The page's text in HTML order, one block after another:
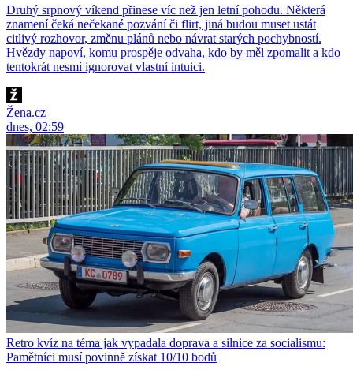
Druhý srpnový víkend přinese víc než jen letní pohodu. Některá
znamení čeká nečekané pozvání či flirt, jiná budou muset ustát
citlivý rozhovor, změnu plánů nebo návrat starých pochybností.
Hvězdy napoví, komu prospěje odvaha, kdo by měl zpomalit a kdo
tentokrát nesmí ignorovat vlastní intuici.
Žena.cz
dnes, 02:59
Retro kvíz na téma jak vypadala doprava a silnice za socialismu:
Pamětníci musí povinně získat 10/10 bodů